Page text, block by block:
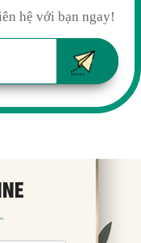
hệ với bạn ngay!